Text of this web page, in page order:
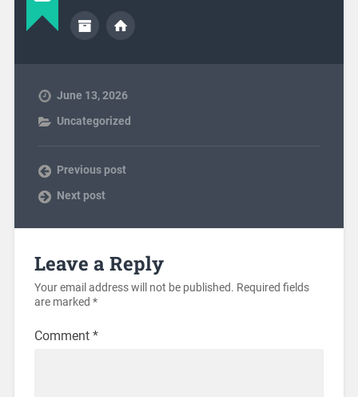
June 13, 2026
Uncategorized
Previous post
Next post
Leave a Reply
Your email address will not be published. Required fields
are marked *
Comment *